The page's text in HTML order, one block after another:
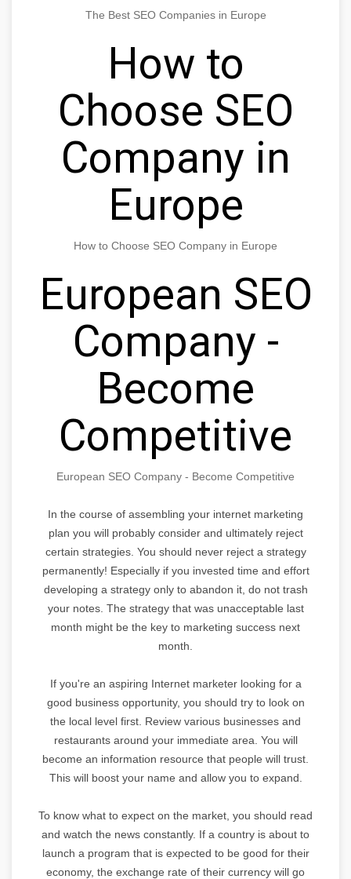
The Best SEO Companies in Europe
How to
Choose SEO
Company in
Europe
How to Choose SEO Company in Europe
European SEO
Company -
Become
Competitive
European SEO Company - Become Competitive
In the course of assembling your internet marketing
plan you will probably consider and ultimately reject
certain strategies. You should never reject a strategy
permanently! Especially if you invested time and effort
developing a strategy only to abandon it, do not trash
your notes. The strategy that was unacceptable last
month might be the key to marketing success next
month.
If you're an aspiring Internet marketer looking for a
good business opportunity, you should try to look on
the local level first. Review various businesses and
restaurants around your immediate area. You will
become an information resource that people will trust.
This will boost your name and allow you to expand.
To know what to expect on the market, you should read
and watch the news constantly. If a country is about to
launch a program that is expected to be good for their
economy, the exchange rate of their currency will go